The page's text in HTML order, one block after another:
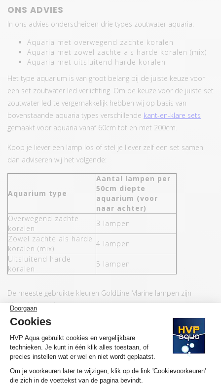
ONS ADVIES
In ons advies onderscheiden drie types zoutwater aquaria:
Aquaria met overwegend zachte koralen
Aquaria met zowel zachte als harde koralen (mix)
Aquaria met uitsluitend harde koralen
Het type aquarium is van groot belang bij de juiste keuze voor
een set zoutwater led verlichting. Om de keuze voor de juiste set
zoutwater led te vergemakkelijk hebben wij op basis van
bovenstaande aquaria types verschillende kant-en-klare sets
gemaakt voor aquaria vanaf 60cm tot en met 200cm.
Koop je liever een lamp los of stel je liever zelf een set samen
dan adviseren wij het volgende:
Aquarium type
Aantal lampen per
50cm diepte
aquarium (voor
naar achter)
Overwegend zachte
koralen
3 lampen
Zowel zachte als harde
koralen (mix)
4 lampen
Uitsluitend harde
koralen
5 lampen
De meeste gebruikte kleuren GoldLine Marine lampen zijn
blauw/wit en blauw.
KENMERKEN HVP AQUA GOLDLINE MARINE
Kleuren LEDs
Wit, Blauw/wit en blauw
Besparing energie (t.o.v T5) 50%
Waterdichtheid
IP68
Montage
T5 en rimless